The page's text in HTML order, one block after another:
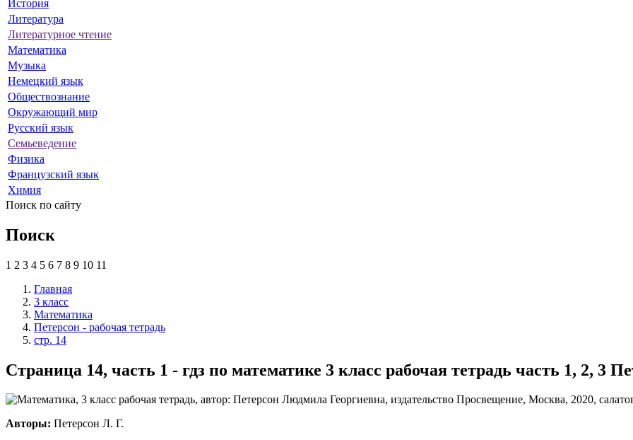
История
Литература
Литературное чтение
Математика
Музыка
Немецкий язык
Обществознание
Окружающий мир
Русский язык
Семьеведение
Физика
Французский язык
Химия
Поиск по сайту
Поиск
1 2 3 4 5 6 7 8 9 10 11
Главная
3 класс
Математика
Петерсон - рабочая тетрадь
стр. 14
Страница 14, часть 1 - гдз по математике 3 класс рабочая тетрадь часть 1, 2, 3
Авторы: Петерсон Л. Г.